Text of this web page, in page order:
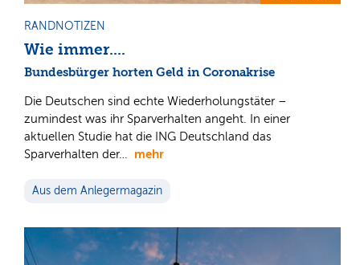
RANDNOTIZEN
Wie immer....
Bundesbürger horten Geld in Coronakrise
Die Deutschen sind echte Wiederholungstäter –
zumindest was ihr Sparverhalten angeht. In einer
aktuellen Studie hat die ING Deutschland das
Sparverhalten der… mehr
Aus dem Anlegermagazin